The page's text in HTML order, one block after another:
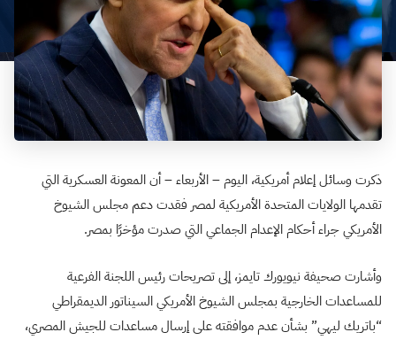
ذكرت وسائل إعلام أمريكية، اليوم – الأربعاء – أن المعونة العسكرية التي
تقدمها الولايات المتحدة الأمريكية لمصر فقدت دعم مجلس الشيوخ
الأمريكي جراء أحكام الإعدام الجماعي التي صدرت مؤخرًا بمصر.
وأشارت صحيفة نيويورك تايمز، إلى تصريحات رئيس اللجنة الفرعية
للمساعدات الخارجية بمجلس الشيوخ الأمريكي السيناتور الديمقراطي
“باتريك ليهي” بشأن عدم موافقته على إرسال مساعدات للجيش المصري،